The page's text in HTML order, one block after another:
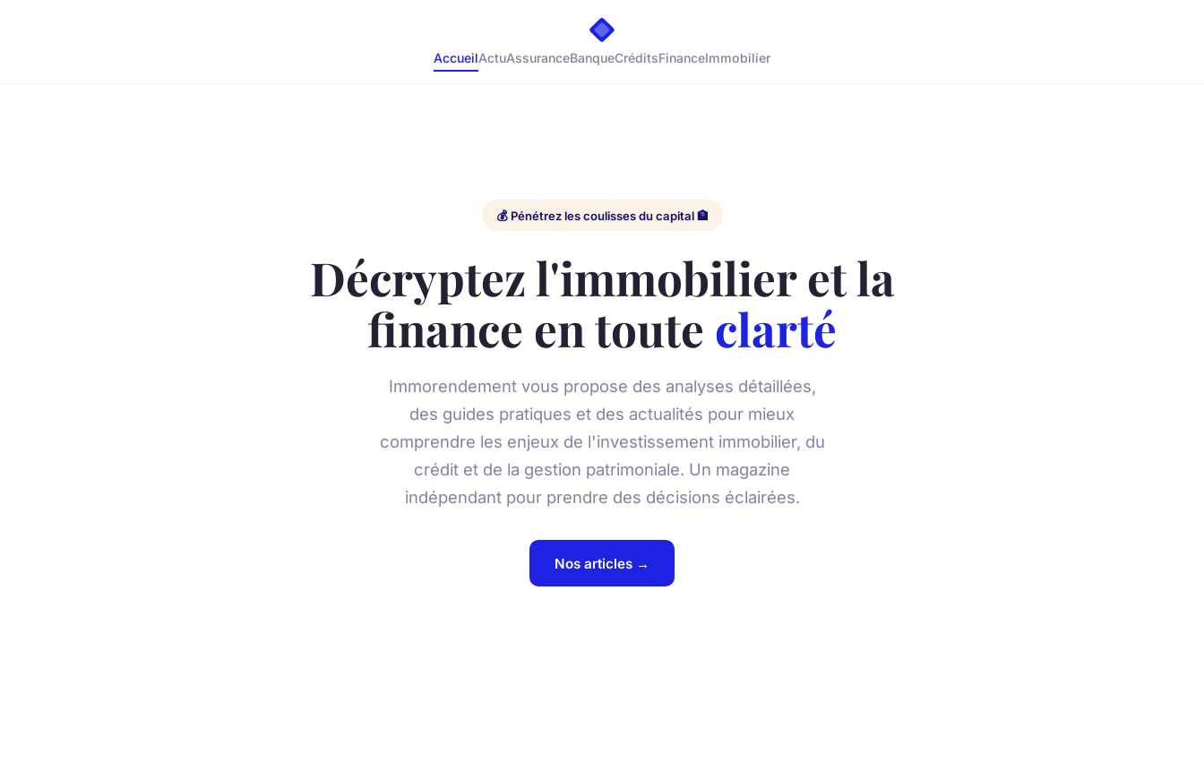
AccueilActuAssuranceBanqueCréditsFinanceImmobilier
💰 Pénétrez les coulisses du capital 🏦
Décryptez l'immobilier et la
finance en toute clarté
Immorendement vous propose des analyses détaillées,
des guides pratiques et des actualités pour mieux
comprendre les enjeux de l'investissement immobilier, du
crédit et de la gestion patrimoniale. Un magazine
indépendant pour prendre des décisions éclairées.
Nos articles →